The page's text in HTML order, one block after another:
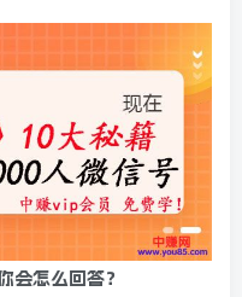
会怎么回答？